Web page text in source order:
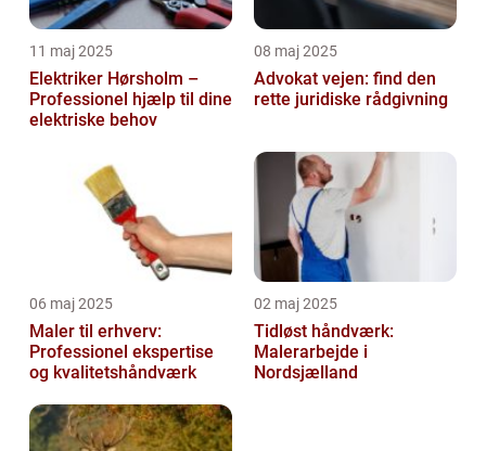
11 maj 2025
Elektriker Hørsholm –
Professionel hjælp til dine
elektriske behov
08 maj 2025
Advokat vejen: find den
rette juridiske rådgivning
06 maj 2025
Maler til erhverv:
Professionel ekspertise
og kvalitetshåndværk
02 maj 2025
Tidløst håndværk:
Malerarbejde i
Nordsjælland